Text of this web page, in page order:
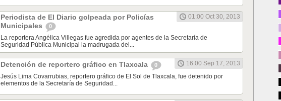
Periodista de El Diario golpeada por Policías
Municipales
0
01:00 Oct 30, 2013
La reportera Angélica Villegas fue agredida por agentes de la Secretaría de
Seguridad Pública Municipal la madrugada del...
Detención de reportero gráfico en Tlaxcala 0
16:00 Sep 17, 2013
Jesús Lima Covarrubias, reportero gráfico de El Sol de Tlaxcala, fue detenido por
elementos de la Secretaría de Seguridad...